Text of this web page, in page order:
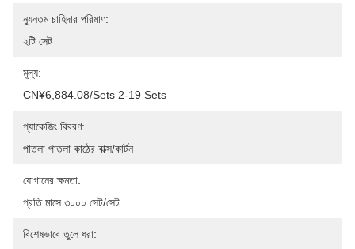
ন্যূনতম চাহিদার পরিমাণ:
২টি সেট
মূল্য:
CN¥6,884.08/sets 2-19 Sets
প্যাকেজিং বিবরণ:
পাতলা পাতলা কাঠের বাক্স/কার্টন
যোগানের ক্ষমতা:
প্রতি মাসে ৩০০০ সেট/সেট
বিশেষভাবে তুলে ধরা: